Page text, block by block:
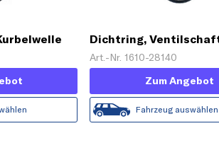
Dichtring,
Art.-Nr. 1610-28140
Zum Angebot
Fahrzeug auswählen